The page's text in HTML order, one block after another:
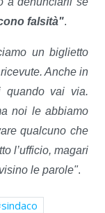
falsità".
un biglietto
Anche in
quando vai via.
noi le abbiamo
qualcuno che
l’ufficio, magari
le parole".
sindaco